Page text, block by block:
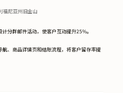
福尼亚州旧金山
分群邮件活动，使客户互动提升25%。
、商品详情页和结账流程，将客户留存率提